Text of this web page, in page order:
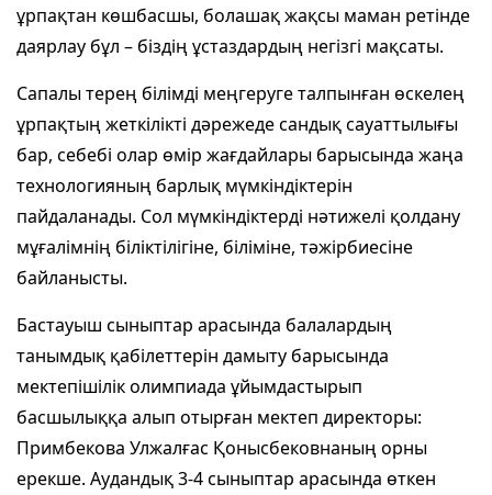
ұрпақтан көшбасшы, болашақ жақсы маман ретінде
даярлау бұл – біздің ұстаздардың негізгі мақсаты.
Сапалы терең білімді меңгеруге талпынған өскелең
ұрпақтың жеткілікті дәрежеде сандық сауаттылығы
бар, себебі олар өмір жағдайлары барысында жаңа
технологияның барлық мүмкіндіктерін
пайдаланады. Сол мүмкіндіктерді нәтижелі қолдану
мұғалімнің біліктілігіне, біліміне, тәжірбиесіне
байланысты.
Бастауыш сыныптар арасында балалардың
танымдық қабілеттерін дамыту барысында
мектепішілік олимпиада ұйымдастырып
басшылыққа алып отырған мектеп директоры:
Примбекова Улжалғас Қонысбековнаның орны
ерекше. Аудандық 3-4 сыныптар арасында өткен